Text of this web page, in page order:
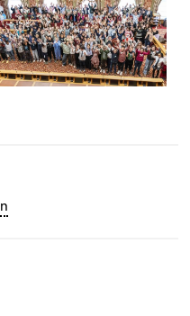
image in gallery